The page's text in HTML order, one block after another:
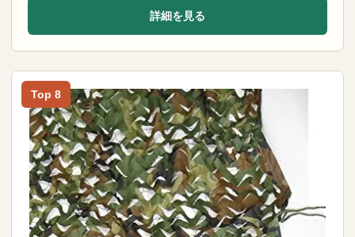
詳細を見る
Top 8